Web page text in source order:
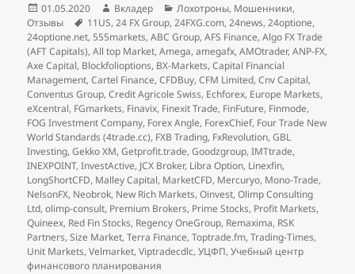
Опубликовано
01.05.2020 Автор
Вкладер Рубрики
Лохотроны, Мошенники,
Отзывы
Метки
11US,24 FX Group,24FXG.com,24news,24optione,
24optione.net,555markets,ABC Group,AFS Finance,Algo FX Trade
(AFT Capitals),All top Market,Amega,amegafx,AMOtrader,ANP-FX,
Axe Capital, Blockfolioptions, BX-Markets,Capital Financial
Management,Cartel Finance,CFDBuy,CFM Limited,Cnv Capital,
Conventus Group,Credit Agricole Swiss, Echforex, Europe Markets,
eXcentral, FGmarkets, Finavix, Finexit Trade, FinFuture, Finmode,
FOG Investment Company, Forex Angle, ForexChief, Four Trade New
World Standards (4trade.cc), FXB Trading, FxRevolution,GBL
Investing,Gekko XM,Getprofit.trade,Goodzgroup,IMTtrade,
INEXPOINT,InvestActive, JCX Broker, Libra Option, Linexfin,
LongShortCFD, Malley Capital, MarketCFD, Mercuryo, Mono-Trade,
NelsonFX, Neobrok, New Rich Markets,Oinvest,Olimp Consulting
Ltd,olimp-consult, Premium Brokers, Prime Stocks, Profit Markets,
Quineex, Red Fin Stocks, Regency OneGroup, Remaxima, RSK
Partners,Size Market,Terra Finance,Toptrade.fm,Trading-Times,
Unit Markets,Velmarket,Viptradecdlc,УЦФП,Учебный центр
финансового планирования